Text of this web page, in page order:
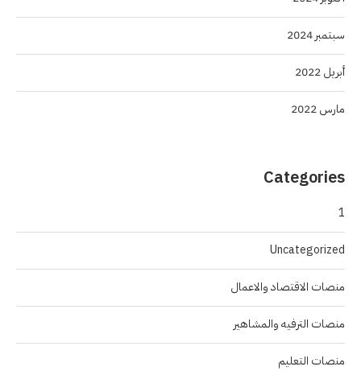
سبتمبر 2024
أبريل 2022
مارس 2022
Categories
1
Uncategorized
منصات الاقتصاد والاعمال
منصات الترفيه والمشاهير
منصات التعليم